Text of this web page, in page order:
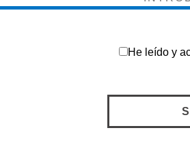
He leído y